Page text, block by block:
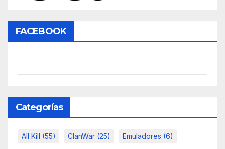
FACEBOOK
Categorías
All Kill (55) ClanWar (25) Emuladores (6)